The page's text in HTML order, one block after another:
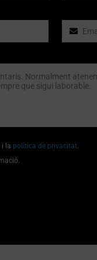
i la política de privacitat.